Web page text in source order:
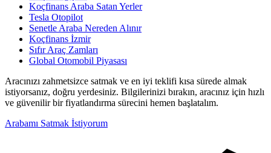
Koçfinans Araba Satan Yerler
Tesla Otopilot
Senetle Araba Nereden Alınır
Koçfinans İzmir
Sıfır Araç Zamları
Global Otomobil Piyasası
Aracınızı zahmetsizce satmak ve en iyi teklifi kısa sürede almak
istiyorsanız, doğru yerdesiniz. Bilgilerinizi bırakın, aracınız için hızlı
ve güvenilir bir fiyatlandırma sürecini hemen başlatalım.
Arabamı Satmak İstiyorum